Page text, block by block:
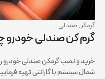
گرمکن صندلی
گرم کن صندلی خودرو
خرید و نصب گرمکن صندلی خودرو را
شمال سیستم با گارانتی تهیه